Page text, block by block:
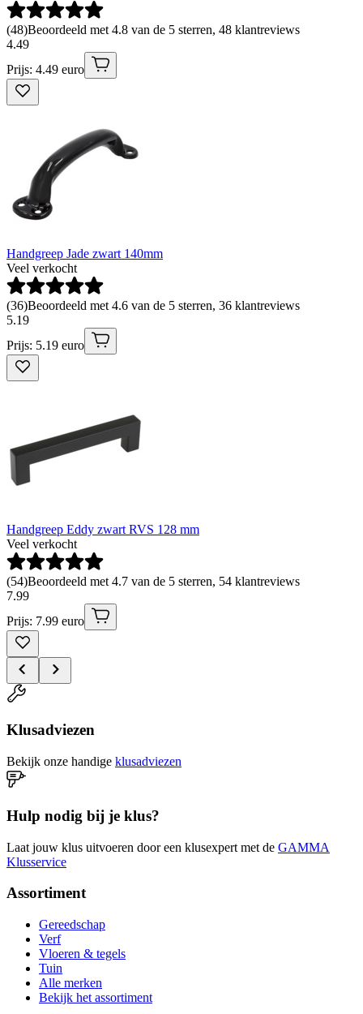
(48)Beoordeeld met 4.8 van de 5 sterren, 48 klantreviews
4.49
Prijs: 4.49 euro
Handgreep Jade zwart 140mm
Veel verkocht
(36)Beoordeeld met 4.6 van de 5 sterren, 36 klantreviews
5.19
Prijs: 5.19 euro
Handgreep Eddy zwart RVS 128 mm
Veel verkocht
(54)Beoordeeld met 4.7 van de 5 sterren, 54 klantreviews
7.99
Prijs: 7.99 euro
Klusadviezen
Bekijk onze handige klusadviezen
Hulp nodig bij je klus?
Laat jouw klus uitvoeren door een klusexpert met de GAMMA
Klusservice
Assortiment
Gereedschap
Verf
Vloeren & tegels
Tuin
Alle merken
Bekijk het assortiment